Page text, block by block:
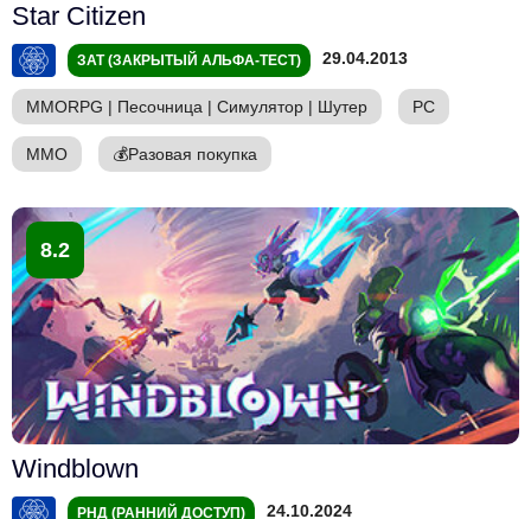
Star Citizen
ЗАТ (ЗАКРЫТЫЙ АЛЬФА-ТЕСТ) 29.04.2013
MMORPG | Песочница | Симулятор | Шутер PC
ММО 💰Разовая покупка
8.2
Windblown
РНД (РАННИЙ ДОСТУП) 24.10.2024